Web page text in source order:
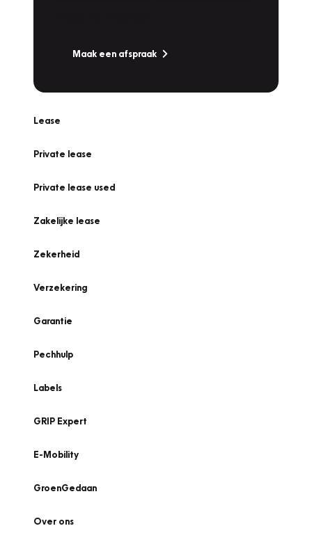
Maak een afspraak
Lease
Private lease
Private lease used
Zakelijke lease
Zekerheid
Verzekering
Garantie
Pechhulp
Labels
GRIP Expert
E-Mobility
GroenGedaan
Over ons